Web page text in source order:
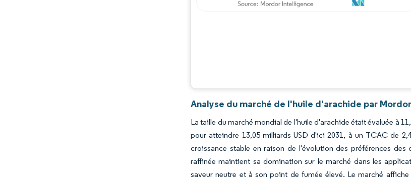
Analyse du marché de l'huile d'arachide par
La taille du marché mondial de l'huile d'arachide était évaluée à
pour atteindre 13,05 milliards USD d'ici 2031, à un TCAC de
croissance stable en raison de l'évolution des préférences
raffinée maintient sa domination sur le marché dans les
saveur neutre et à son point de fumée élevé. Le marché